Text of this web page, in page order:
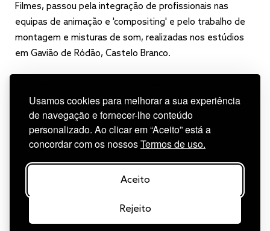
Usamos cookies para melhorar a sua experiência
de navegação e fornecer-lhe conteúdo
personalizado. Ao clicar em “Aceito” está a
concordar com os nossosTermos de uso.
Aceito
Rejeito
Filmes, passou pela integração de profissionais nas
equipas de animação e 'compositing' e pelo trabalho de
montagem e misturas de som, realizadas nos estúdios
em Gavião de Ródão, Castelo Branco.
poulet!", de Chiara Malta e Sébastien Laudenbach, e
"Mars Express", de Jérémie Périn.